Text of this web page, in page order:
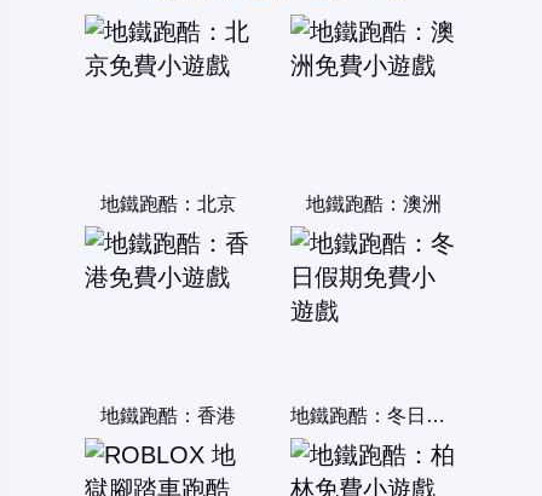
地鐵跑酷：北京 地鐵跑酷：澳洲
地鐵跑酷：香港 地鐵跑酷：冬日假期